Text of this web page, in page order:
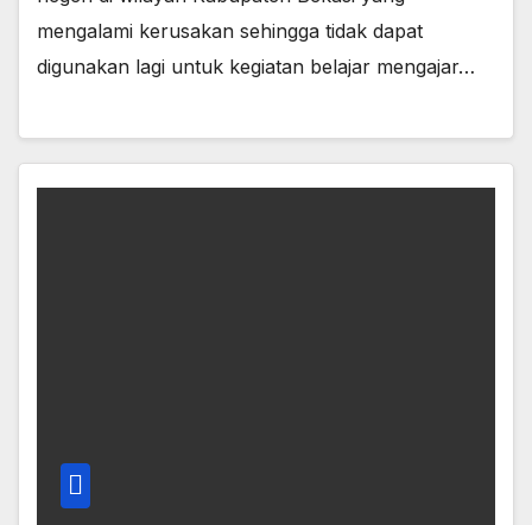
mengalami kerusakan sehingga tidak dapat
digunakan lagi untuk kegiatan belajar mengajar…